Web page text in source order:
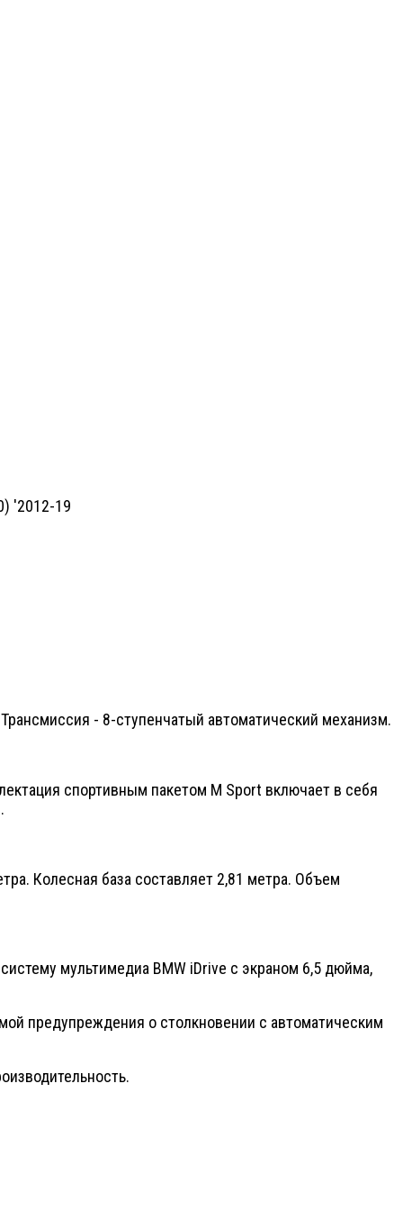
- 8-ступенчатый автоматический механизм.
спортивным пакетом M Sport включает в себя
Колесная база составляет 2,81 метра. Объем
мультимедиа BMW iDrive с экраном 6,5 дюйма,
предупреждения о столкновении с автоматическим